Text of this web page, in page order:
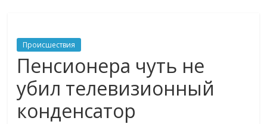
Происшествия
Пенсионера чуть не
убил телевизионный
конденсатор